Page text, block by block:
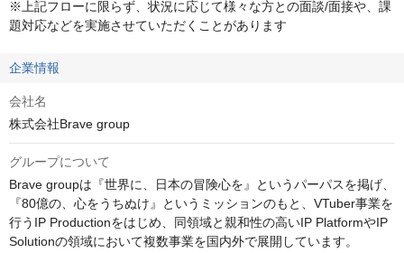
※上記フローに限らず、状況に応じて様々な方との面談/面接や、課
題対応などを実施させていただくことがあります
企業情報
会社名
株式会社Brave group
グループについて
Brave groupは『世界に、日本の冒険心を』というパーパスを掲げ、
『80億の、心をうちぬけ』というミッションのもと、VTuber事業を
行うIP Productionをはじめ、同領域と親和性の高いIP PlatformやIP
Solutionの領域において複数事業を国内外で展開しています。